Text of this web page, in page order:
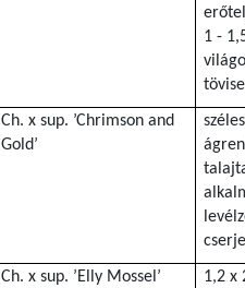
1 -
Ch. x sup. ’Chrimson and
Gold’
Ch. x sup. ’Elly Mossel’
1,2 x